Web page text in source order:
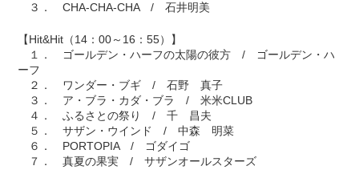
３． CHA-CHA-CHA / 石井明美
【Hit&Hit（14：00～16：55）】
１． ゴールデン・ハーフの太陽の彼方 / ゴールデン・ハ
ーフ
２． ワンダー・ブギ / 石野 真子
３． ア・ブラ・カダ・ブラ / 米米CLUB
４． ふるさとの祭り / 千 昌夫
５． サザン・ウインド / 中森 明菜
６． PORTOPIA / ゴダイゴ
７． 真夏の果実 / サザンオールスターズ